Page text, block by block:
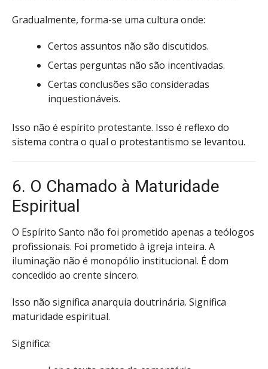
Gradualmente, forma-se uma cultura onde:
Certos assuntos não são discutidos.
Certas perguntas não são incentivadas.
Certas conclusões são consideradas
inquestionáveis.
Isso não é espírito protestante. Isso é reflexo do
sistema contra o qual o protestantismo se levantou.
6. O Chamado à Maturidade
Espiritual
O Espírito Santo não foi prometido apenas a teólogos
profissionais. Foi prometido à igreja inteira. A
iluminação não é monopólio institucional. É dom
concedido ao crente sincero.
Isso não significa anarquia doutrinária. Significa
maturidade espiritual.
Significa: